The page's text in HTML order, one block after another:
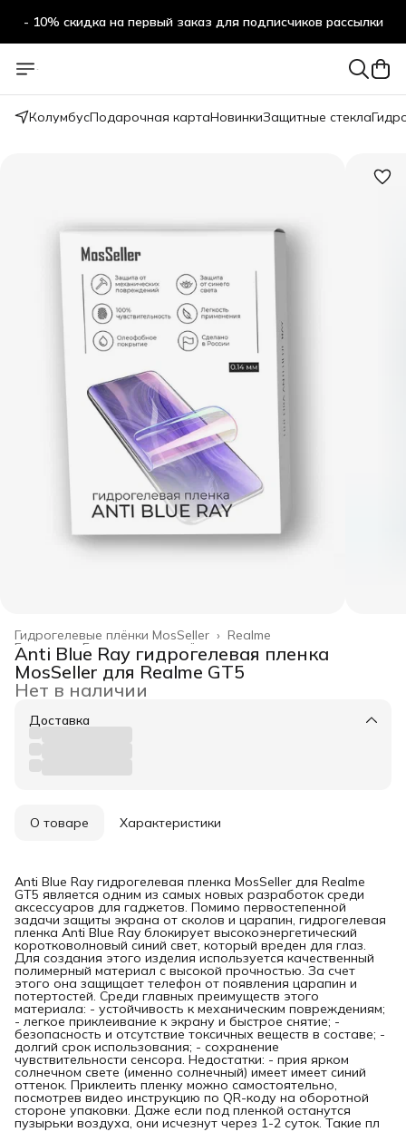
- 10% скидка на первый заказ для подписчиков рассылки
КолумбусПодарочная картаНовинкиЗащитные стекла
Realme
Гидрогелевые плёнки MosSeller ›
Гидрогелевые плёнки ›
Главная ›
Anti Blue Ray гидрогелевая пленка
MosSeller для Realme GT5
Нет в наличии
Доставка
О товаре Характеристики
Anti Blue Ray гидрогелевая пленка MosSeller для Realme
GT5 является одним из самых новых разработок среди
аксессуаров для гаджетов. Помимо первостепенной
задачи защиты экрана от сколов и царапин, гидрогелевая
пленка Anti Blue Ray блокирует высокоэнергетический
коротковолновый синий свет, который вреден для глаз.
Для создания этого изделия используется качественный
полимерный материал с высокой прочностью. За счет
этого она защищает телефон от появления царапин и
потертостей. Среди главных преимуществ этого
материала: - устойчивость к механическим повреждениям;
- легкое приклеивание к экрану и быстрое снятие; -
безопасность и отсутствие токсичных веществ в составе; -
долгий срок использования; - сохранение
чувствительности сенсора. Недостатки: - прия ярком
солнечном свете (именно солнечный) имеет имеет синий
оттенок. Приклеить пленку можно самостоятельно,
посмотрев видео инструкцию по QR-коду на оборотной
стороне упаковки. Даже если под пленкой останутся
пузырьки воздуха, они исчезнут через 1-2 суток. Такие пл